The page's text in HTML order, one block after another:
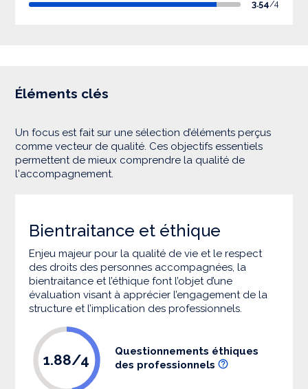
3.54/4
Éléments clés
Un focus est fait sur une sélection d’éléments perçus
comme vecteur de qualité. Ces objectifs essentiels
permettent de mieux comprendre la qualité de
l'accompagnement.
Bientraitance et éthique
Enjeu majeur pour la qualité de vie et le respect
des droits des personnes accompagnées, la
bientraitance et l’éthique font l’objet d’une
évaluation visant à apprécier l’engagement de la
structure et l’implication des professionnels.
1.88/4
Questionnements éthiques
des professionnels